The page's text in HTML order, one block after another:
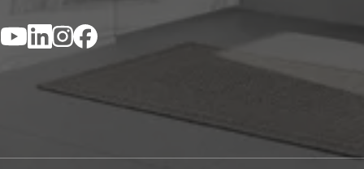
YouTubeLinkedIn
Instagram
Facebook